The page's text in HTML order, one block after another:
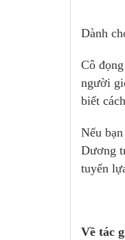
Dành
Cô
người
biết
Nếu
Dương
tuyển
Về tác